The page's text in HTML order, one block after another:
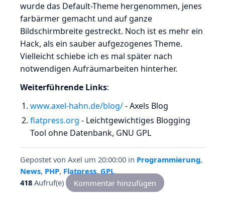
wurde das Default-Theme hergenommen, jenes
farbärmer gemacht und auf ganze
Bildschirmbreite gestreckt. Noch ist es mehr ein
Hack, als ein sauber aufgezogenes Theme.
Vielleicht schiebe ich es mal später nach
notwendigen Aufräumarbeiten hinterher.
Weiterführende Links:
www.axel-hahn.de/blog/- Axels Blog
flatpress.org - Leichtgewichtiges Blogging
Tool ohne Datenbank, GNU GPL
Gepostet von Axel um 20:00:00 in Programmierung,
News, PHP, Flatpress,GPL
418 Aufruf(e) Kommentar hinzufügen